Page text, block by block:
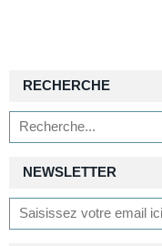
NEWSLETTER
RECHERCHE